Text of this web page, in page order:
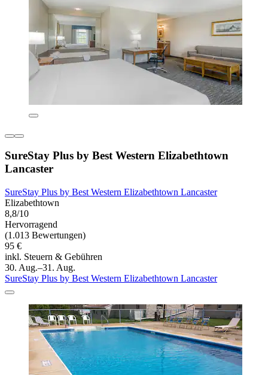
SureStay Plus by Best Western Elizabethtown
Lancaster
SureStay Plus by Best Western Elizabethtown Lancaster
Elizabethtown
8,8/10
Hervorragend
(1.013 Bewertungen)
95 €
inkl. Steuern & Gebühren
30. Aug.–31. Aug.
SureStay Plus by Best Western Elizabethtown Lancaster